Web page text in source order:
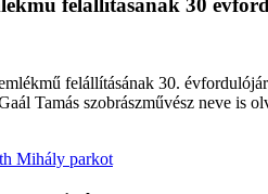
felállításának 30.
Tamás szobrászművész neve is